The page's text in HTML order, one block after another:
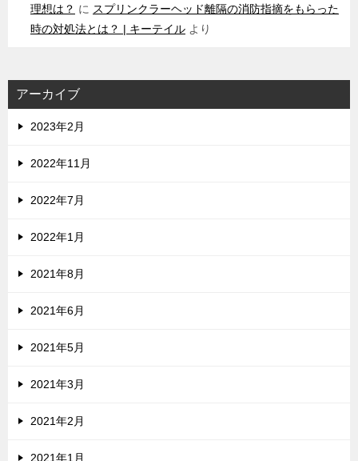
理想は？ に スプリンクラーヘッド離隔の消防指摘をもらった
時の対処法とは？ | キーテイル より
アーカイブ
2023年2月
2022年11月
2022年7月
2022年1月
2021年8月
2021年6月
2021年5月
2021年3月
2021年2月
2021年1月